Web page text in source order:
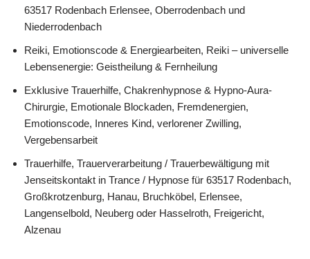
63517 Rodenbach Erlensee, Oberrodenbach und
Niederrodenbach
Reiki, Emotionscode & Energiearbeiten, Reiki – universelle
Lebensenergie: Geistheilung & Fernheilung
Exklusive Trauerhilfe, Chakrenhypnose & Hypno-Aura-
Chirurgie, Emotionale Blockaden, Fremdenergien,
Emotionscode, Inneres Kind, verlorener Zwilling,
Vergebensarbeit
Trauerhilfe, Trauerverarbeitung / Trauerbewältigung mit
Jenseitskontakt in Trance / Hypnose für 63517 Rodenbach,
Großkrotzenburg, Hanau, Bruchköbel, Erlensee,
Langenselbold, Neuberg oder Hasselroth, Freigericht,
Alzenau